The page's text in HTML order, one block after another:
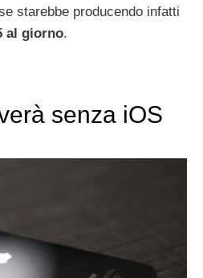
starebbe producendo infatti
al giorno.
senza iOS